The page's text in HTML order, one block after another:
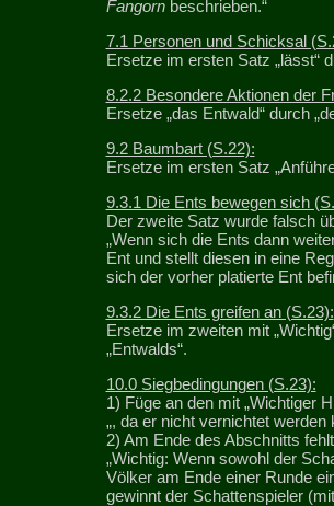
Fangornbeschrieben.“
7.1 Personen und Schicksal
Ersetze im ersten Satz „lässt“
8.2.2 Besondere Aktionen der
Ersetze „das Entwald“ durch
9.2 Baumbart (S.22):
Ersetze im ersten Satz
9.3.1 Die Ents bewegen sich
Der zweite Satz wurde falsch
„Wenn sich die Ents dann
Ent und stellt diesen in eine
sich der vorher platierte Ent
9.3.2 Die Ents greifen an (S.23):
Ersetze im zweiten mit
„Entwalds“.
10.0 Siegbedingungen (S.23):
1) Füge an den mit „Wichtiger
„, da er nicht vernichtet werden
2) Am Ende des Abschnitts
„Wichtig: Wenn sowohl der
Völker am Ende einer Runde
gewinnt der Schattenspieler